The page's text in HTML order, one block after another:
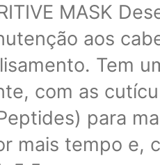
MASK
aos
Tem
com as
para
mais tempo e,